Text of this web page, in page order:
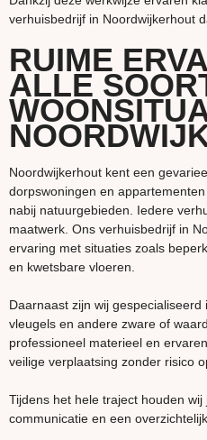
verhuisbedrijf in Noordwijkerhout
RUIME
ALLE
Noordwijkerhout kent een
dorpswoningen en
nabij natuurgebieden. Iedere
maatwerk. Ons verhuisbedrijf in
ervaring met situaties zoals
en kwetsbare vloeren.
Daarnaast zijn wij gespecialiseerd
vleugels en andere zware of
professioneel materieel en
veilige verplaatsing zonder risico
Tijdens het hele traject houden
communicatie en een